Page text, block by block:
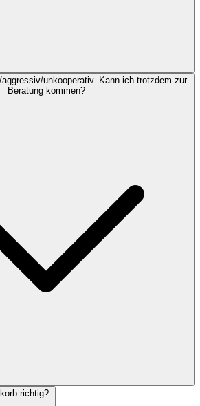
unkooperativ. Kann ich trotzdem zur
Beratung kommen?
richtig?